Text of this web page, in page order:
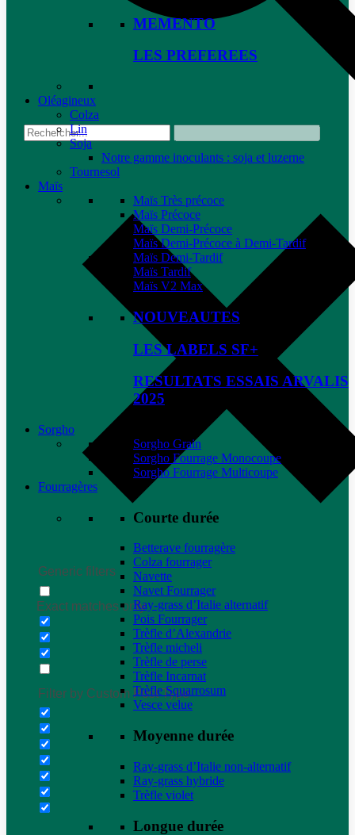
Generic filters
Exact matches only
Filter by Custom Post Type
MEMENTO
LES PREFEREES
Oléagineux
Colza
Lin
Soja
Notre gamme inoculants : soja et luzerne
Tournesol
Maïs
Maïs Très précoce
Maïs Précoce
Maïs Demi-Précoce
Maïs Demi-Précoce à Demi-Tardif
Maïs Demi-Tardif
Maïs Tardif
Maïs V2 Max
NOUVEAUTES
LES LABELS SF+
RESULTATS ESSAIS ARVALIS
2025
Sorgho
Sorgho Grain
Sorgho Fourrage Monocoupe
Sorgho Fourrage Multicoupe
Fourragères
Courte durée
Betterave fourragère
Colza fourrager
Navette
Navet Fourrager
Ray-grass d’Italie alternatif
Pois Fourrager
Trèfle d’Alexandrie
Trèfle micheli
Trèfle de perse
Trèfle Incarnat
Trèfle Squarrosum
Vesce velue
Moyenne durée
Ray-grass d’Italie non-alternatif
Ray-grass hybride
Trèfle violet
Longue durée